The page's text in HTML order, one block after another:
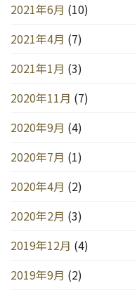
2021年6月 (10)
2021年4月 (7)
2021年1月 (3)
2020年11月 (7)
2020年9月 (4)
2020年7月 (1)
2020年4月 (2)
2020年2月 (3)
2019年12月 (4)
2019年9月 (2)